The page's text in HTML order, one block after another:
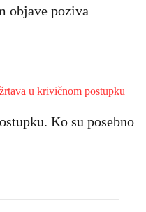
objave poziva
Ko su posebno